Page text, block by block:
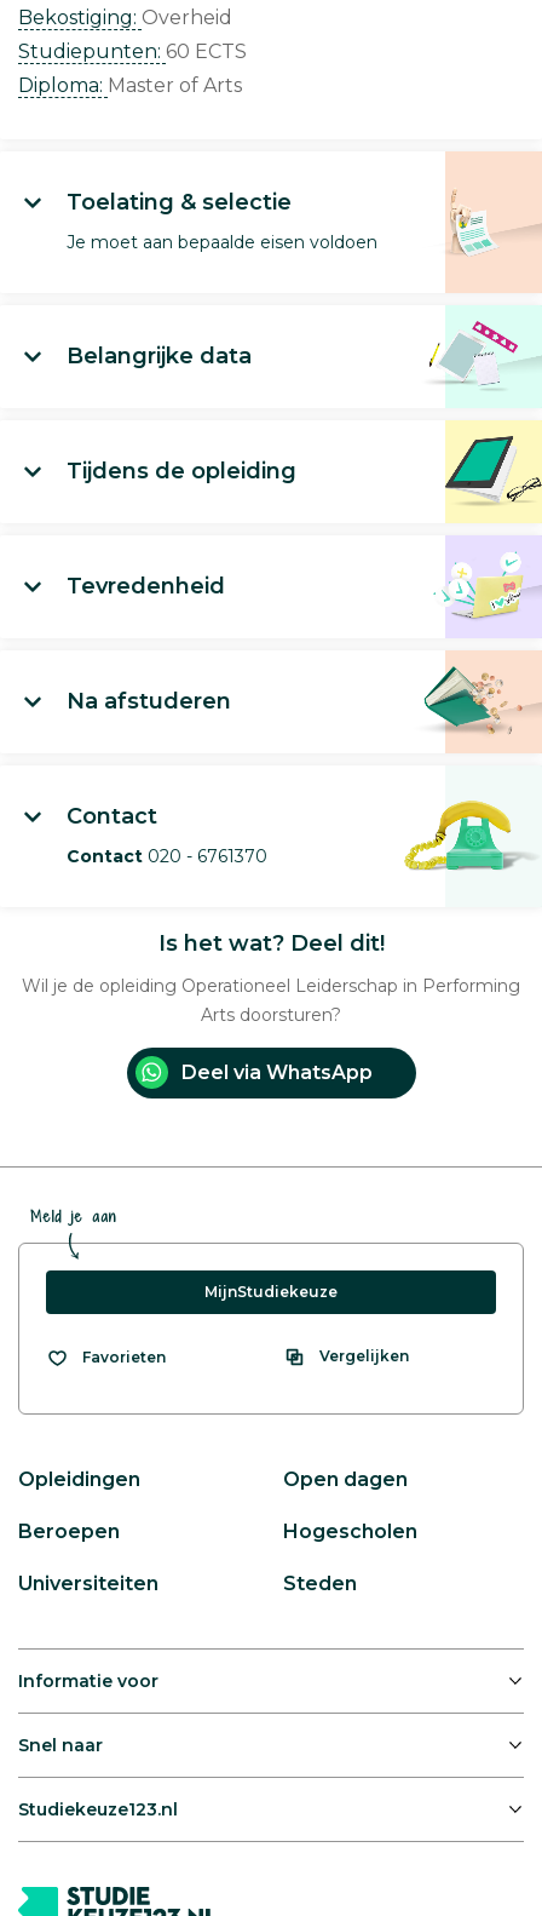
Bekostiging: Overheid
Studiepunten: 60 ECTS
Diploma: Master of Arts
Toelating & selectie
Je moet aan bepaalde eisen voldoen
Belangrijke data
Tijdens de opleiding
Tevredenheid
Na afstuderen
Contact
Contact 020 - 6761370
Is het wat? Deel dit!
Wil je de opleiding Operationeel Leiderschap in Performing
Arts doorsturen?
Deel via WhatsApp
Meld je aan
MijnStudiekeuze
Favorieten Vergelijken
Opleidingen Open dagen
Beroepen Hogescholen
Universiteiten Steden
Informatie voor
Snel naar
Studiekeuze123.nl